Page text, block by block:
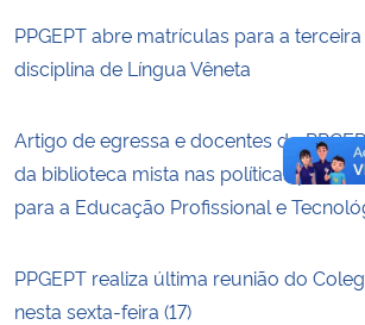
Banco Central do Brasil
Planalto
PPGEPT abre matrículas para a
disciplina de Língua Vêneta
Artigo de egressa e docentes do
da biblioteca mista nas políticas
para a Educação Profissional e
PPGEPT realiza última reunião do
nesta sexta-feira (17)